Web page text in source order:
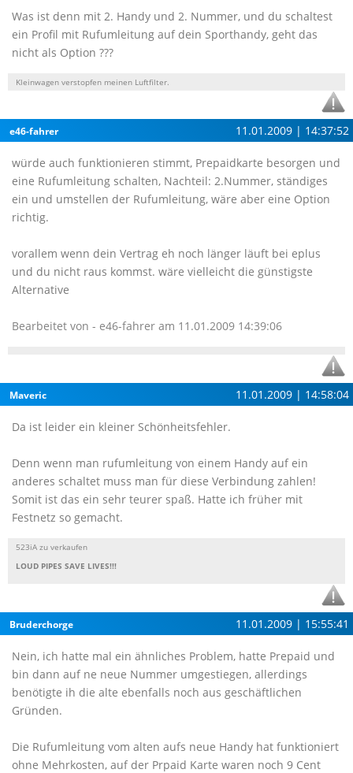
Was ist denn mit 2. Handy und 2. Nummer, und du schaltest
ein Profil mit Rufumleitung auf dein Sporthandy, geht das
nicht als Option ???
Kleinwagen verstopfen meinen Luftfilter.
e46-fahrer 11.01.2009 | 14:37:52
würde auch funktionieren stimmt, Prepaidkarte besorgen und
eine Rufumleitung schalten, Nachteil: 2.Nummer, ständiges
ein und umstellen der Rufumleitung, wäre aber eine Option
richtig.
vorallem wenn dein Vertrag eh noch länger läuft bei eplus
und du nicht raus kommst. wäre vielleicht die günstigste
Alternative
Bearbeitet von - e46-fahrer am 11.01.2009 14:39:06
Maveric 11.01.2009 | 14:58:04
Da ist leider ein kleiner Schönheitsfehler.
Denn wenn man rufumleitung von einem Handy auf ein
anderes schaltet muss man für diese Verbindung zahlen!
Somit ist das ein sehr teurer spaß. Hatte ich früher mit
Festnetz so gemacht.
523iA zu verkaufen
LOUD PIPES SAVE LIVES!!!
Bruderchorge 11.01.2009 | 15:55:41
Nein, ich hatte mal ein ähnliches Problem, hatte Prepaid und
bin dann auf ne neue Nummer umgestiegen, allerdings
benötigte ih die alte ebenfalls noch aus geschäftlichen
Gründen.
Die Rufumleitung vom alten aufs neue Handy hat funktioniert
ohne Mehrkosten, auf der Prpaid Karte waren noch 9 Cent